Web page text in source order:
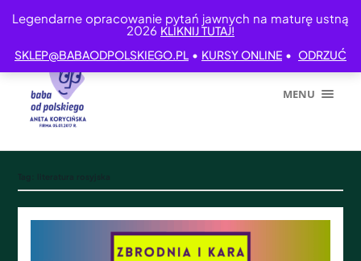
Legendarne opracowanie pytań jawnych na maturę ustną
2026 KLIKNIJ TUTAJ!
SKLEP@BABAODPOLSKIEGO.PL • KURSY ONLINE • ODRZUĆ
MENU